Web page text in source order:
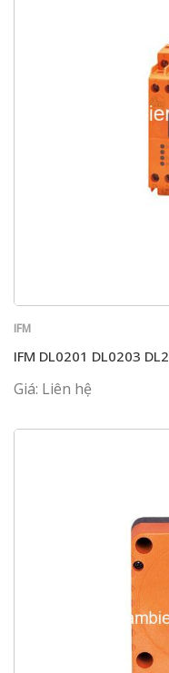
IFM
IFM DL0201 DL0203
Giá: Liên hệ